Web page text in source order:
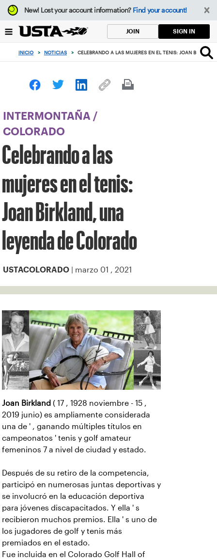
Enfoque
desde
botón
volver
principio
New!Lost your account information? Find your account!
JOIN SIGN IN
INICIO > NOTICIAS > CELEBRANDO A LAS MUJERES EN EL TENIS: JOAN
INTERMONTAÑA /
COLORADO
Celebrando a las
mujeres en el tenis:
Joan Birkland, una
leyenda de Colorado
USTACOLORADO | marzo 01 , 2021
Joan Birkland ( 17 , 1928 noviembre - 15 ,
2019 junio) es ampliamente considerada
una de ' , ganando múltiples títulos en
campeonatos ' tenis y golf amateur
femeninos 7 a nivel de ciudad y estado.
Después de su retiro de la competencia,
participó en numerosas juntas deportivas y
se involucró en la educación deportiva
para jóvenes discapacitados. Y ella ' s
recibieron muchos premios. Ella ' s uno de
los jugadores de golf y tenis más
premiados en el estado.
Fue incluida en el Colorado Golf Hall of